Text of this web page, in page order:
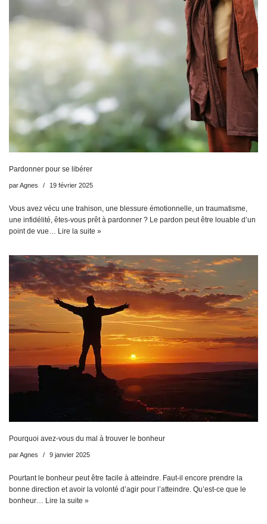
Pardonner pour se libérer
parAgnes 19 février 2025
Vous avez vécu une trahison, une blessure émotionnelle, un traumatisme,
une infidélité, êtes-vous prêt à pardonner ? Le pardon peut être louable d’un
point de vue… Lire la suite »
Pourquoi avez-vous du mal à trouver le bonheur
parAgnes 9 janvier 2025
Pourtant le bonheur peut être facile à atteindre. Faut-il encore prendre la
bonne direction et avoir la volonté d’agir pour l’atteindre. Qu’est-ce que le
bonheur… Lire la suite »